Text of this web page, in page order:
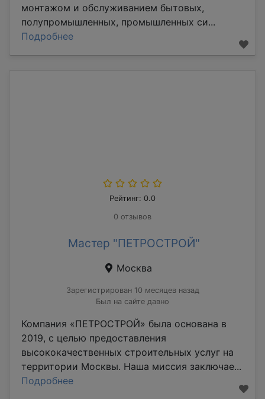
монтажом и обслуживанием бытовых,
полупромышленных, промышленных си...
Подробнее
Рейтинг: 0.0
0 отзывов
Мастер "ПЕТРОСТРОЙ"
Москва
Зарегистрирован 10 месяцев назад
Был на сайте давно
Компания «ПЕТРОСТРОЙ» была основана в
2019, с целью предоставления
высококачественных строительных услуг на
территории Москвы. Наша миссия заключае...
Подробнее